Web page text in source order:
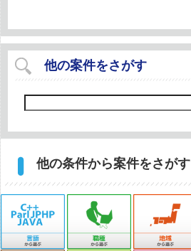
他の案件をさがす
他の条件から案件をさがす